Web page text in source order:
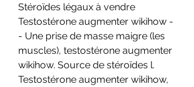
Stéroïdes légaux à vendre
Testostérone augmenter wikihow -
- Une prise de masse maigre (les
muscles), testostérone augmenter
wikihow. Source de stéroïdes l.
Testostérone augmenter wikihow,